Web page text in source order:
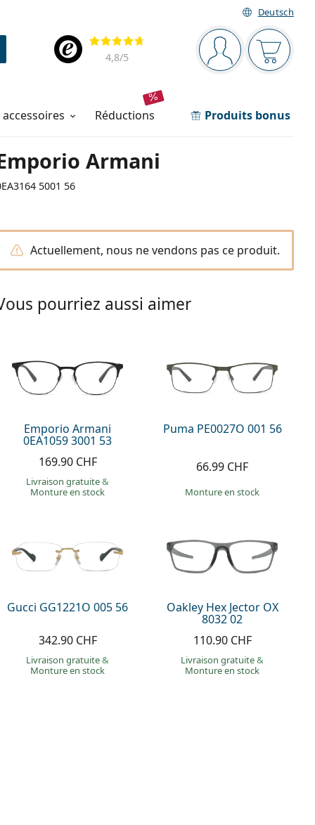
Deutsch
Barre de navigation
Vous êtesVotre
Évaluation
4,8/5
réductions Produits bonus
Armani
5001 56
Actuellement, nous ne vendons pas ce produit.
pourriez aussi aimer
Emporio Armani
0EA1059 3001 53
169.90 CHF
Livraison gratuite&
Monture en stock
Puma PE0027O 001 56
66.99 CHF
Monture en stock
Gucci GG1221O 005 56
342.90 CHF
Livraison gratuite&
Monture en stock
Oakley Hex Jector OX
8032 02
110.90 CHF
Livraison gratuite&
Monture en stock